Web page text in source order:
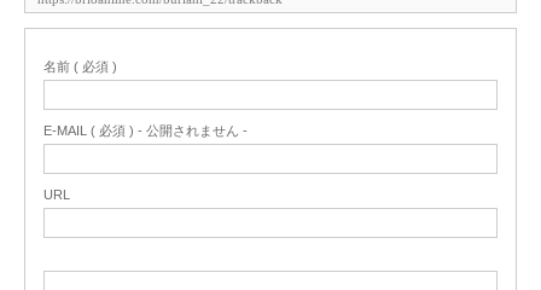
名前 ( 必須 )
E-MAIL ( 必須 ) - 公開されません -
URL